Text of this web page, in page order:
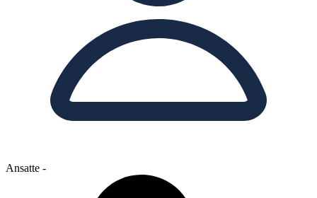
Ansatte -